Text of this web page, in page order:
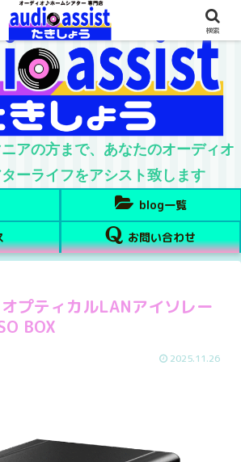
アの方まで、あなたのオーディオ
ーライフをアシスト致します
blog一覧
お問い合わせ
プティカルLANアイソレー
BOX
2025.11.26
検索